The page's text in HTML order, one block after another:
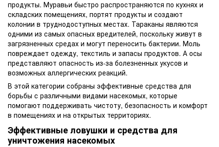
продукты. Муравьи быстро распространяются по кухнях и
складских помещениях, портят продукты и создают
колонии в труднодоступных местах. Тараканы являются
одними из самых опасных вредителей, поскольку живут в
загрязненных средах и могут переносить бактерии. Моль
повреждает одежду, текстиль и запасы продуктов. А осы
представляют опасность из-за болезненных укусов и
возможных аллергических реакций.
В этой категории собраны эффективные средства для
борьбы с различными видами насекомых, которые
помогают поддерживать чистоту, безопасность и комфорт
в помещениях и на открытых территориях.
Эффективные ловушки и средства для
уничтожения насекомых